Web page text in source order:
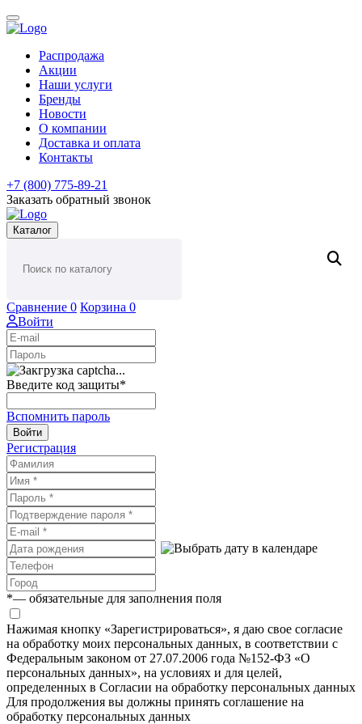
Распродажа
Акции
Наши услуги
Бренды
Новости
О компании
Доставка и оплата
Контакты
+7 (800) 775-89-21
Заказать обратный звонок
Каталог
Сравнение 0 Корзина 0
Войти
Введите код защиты*
Вспомнить пароль
Войти
Регистрация
*— обязательные для заполнения поля
Нажимая кнопку «Зарегистрироваться», я даю свое согласие
на обработку моих персональных данных, в соответствии с
Федеральным законом от 27.07.2006 года №152-ФЗ «О
персональных данных», на условиях и для целей,
определенных в Согласии на обработку персональных данных
Для продолжения вы должны принять соглашение на
обработку персональных данных